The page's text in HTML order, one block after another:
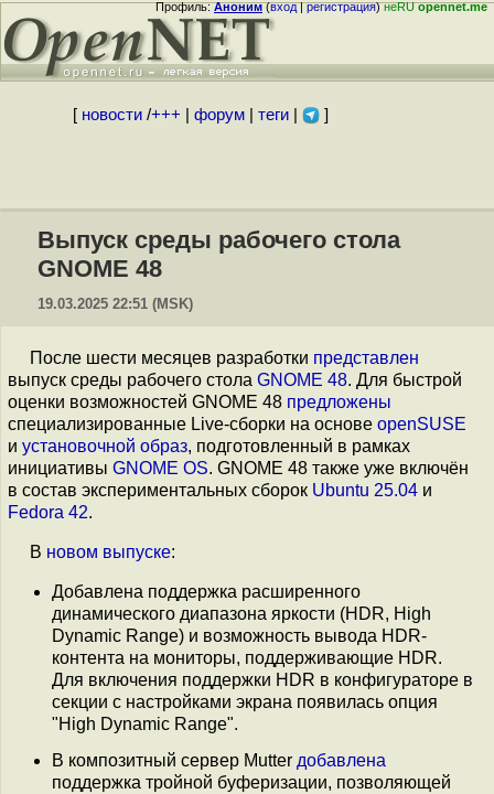
Профиль:Аноним(вход|регистрация)неRUopennet.me
[ новости/+++ форум| теги| ]
Выпуск среды рабочего стола
GNOME 48
19.03.2025 22:51 (MSK)
После шести месяцев разработки представлен
выпуск среды рабочего стола GNOME 48. Для быстрой
оценки возможностей GNOME 48 предложены
специализированные Live-сборки на основе openSUSE
и установочной образ, подготовленный в рамках
инициативы GNOME OS. GNOME 48 также уже включён
в состав экспериментальных сборок Ubuntu 25.04 и
Fedora 42.
В новом выпуске:
Добавлена поддержка расширенного
динамического диапазона яркости (HDR, High
Dynamic Range) и возможность вывода HDR-
контента на мониторы, поддерживающие HDR.
Для включения поддержки HDR в конфигураторе в
секции с настройками экрана появилась опция
"High Dynamic Range".
В композитный сервер Mutter добавлена
поддержка тройной буферизации, позволяющей